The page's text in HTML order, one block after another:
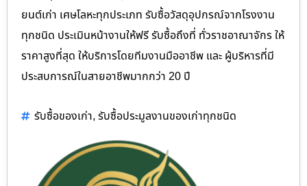
ยนต์เก่า เศษโลหะทุกประเภท รับซื้อวัสดุอุปกรณ์จากโรงงาน
ทุกชนิด ประเมินหน้างานให้ฟรี รับซื้อถึงที่ ทั่วราชอาณาจักร ให้
ราคาสูงที่สุด ให้บริการโดยทีมงานมืออาชีพ และ ผู้บริหารที่มี
ประสบการณ์ในสายอาชีพมากกว่า 20 ปี
รับซื้อของเก่า, รับซื้อประมูลงานของเก่าทุกชนิด